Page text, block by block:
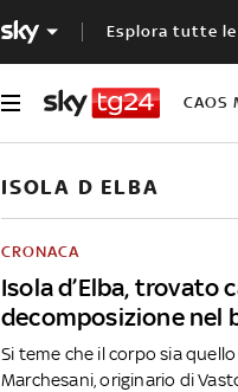
Esplora tutte
CAOS
ISOLA D ELBA
Isola d’Elba, trovato
decomposizione nel
CRONACA
Si teme che il corpo sia
Marchesani, originario di